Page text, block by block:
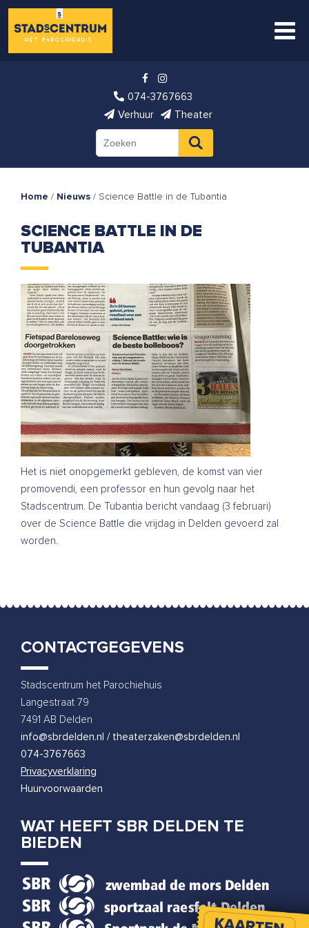
074-3767663
Verhuur
Theater
Home / Nieuws / Science Battle in de Tubantia
SCIENCE BATTLE IN DE
TUBANTIA
Het is niet onopgemerkt gebleven, de komst van vier
promovendi, een professor en hun gevolg naar het
Stadscentrum. De Tubantia bericht vandaag (3 februari)
over de Science Battle die vrijdag in Delden gevoerd zal
worden.
CONTACTGEGEVENS
Stadscentrum het Parochiehuis
Langestraat 79
7491 AB Delden
info@sbrdelden.nl / theaterzaken@sbrdelden.nl
074-3767663
Privacyverklaring
Huurvoorwaarden
WAT HEEFT SBR DELDEN TE
BIEDEN